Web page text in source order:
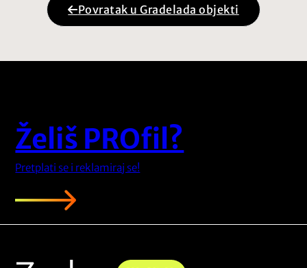
Povratak u Gradelada objekti
Želiš PROfil?
Pretplati se i reklamiraj se!